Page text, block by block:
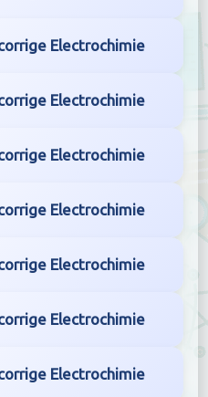
Electrochimie
Electrochimie
Electrochimie
Electrochimie
Electrochimie
Electrochimie
Electrochimie